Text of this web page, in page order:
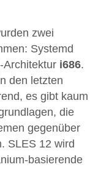
zwei
Systemd
Architektur i686.
den letzten
es gibt kaum
die
gegenüber
SLES 12 wird
basierende